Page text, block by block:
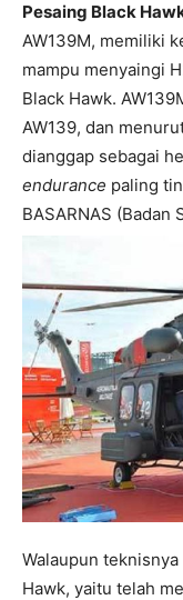
Pesaing Black
AW139M, memiliki
mampu menyaingi
Black Hawk.
AW139, dan
dianggap sebagai
endurance paling
BASARNAS (Badan
Walaupun
Hawk, yaitu telah